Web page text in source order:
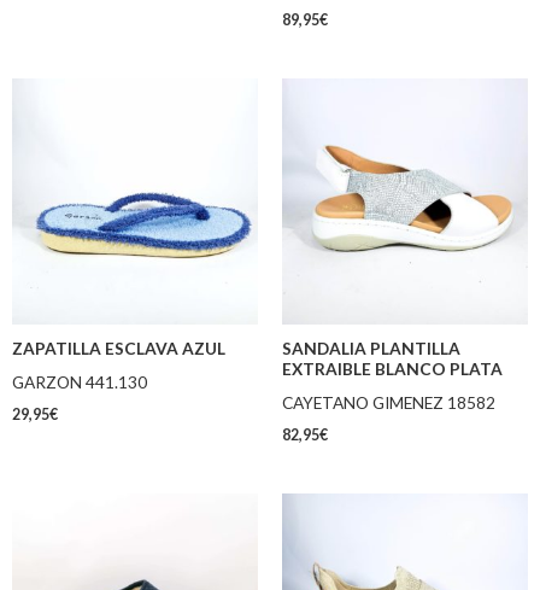
89,95€
ZAPATILLA ESCLAVA AZUL
GARZON 441.130
29,95€
SANDALIA PLANTILLA
EXTRAIBLE BLANCO PLATA
CAYETANO GIMENEZ 18582
82,95€